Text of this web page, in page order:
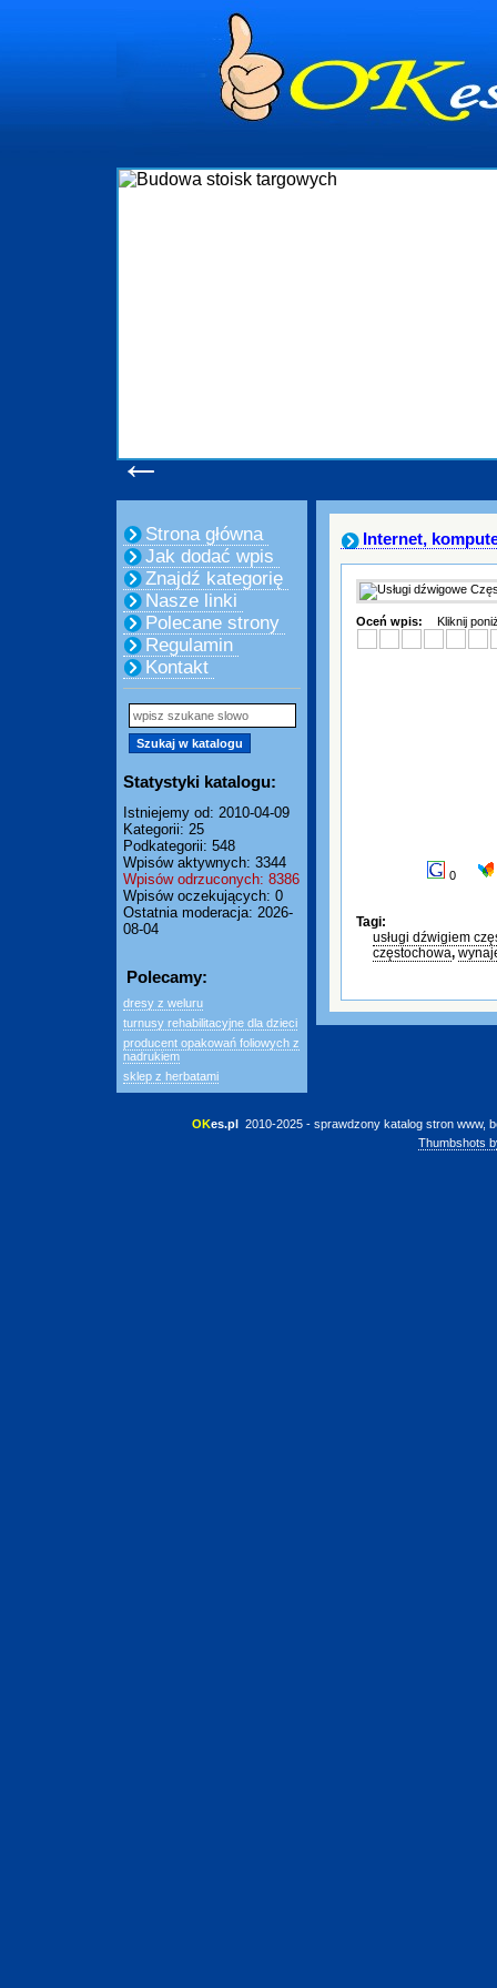
←
Strona główna
Jak dodać wpis
Znajdź kategorię
Nasze linki
Polecane strony
Regulamin
Kontakt
Statystyki katalogu:
Istniejemy od: 2010-04-09
Kategorii: 25
Podkategorii: 548
Wpisów aktywnych: 3344
Wpisów odrzuconych: 8386
Wpisów oczekujących: 0
Ostatnia moderacja: 2026-
08-04
Polecamy:
dresy z weluru
turnusy rehabilitacyjne dla dzieci
producent opakowań foliowych z
nadrukiem
sklep z herbatami
Internet,
Oceń wpis: Kliknij
0
Tagi:
usługi dźwigiem
częstochowa,
OKes.pl 2010-2025 - sprawdzony katalog stron www,
Thumbshots